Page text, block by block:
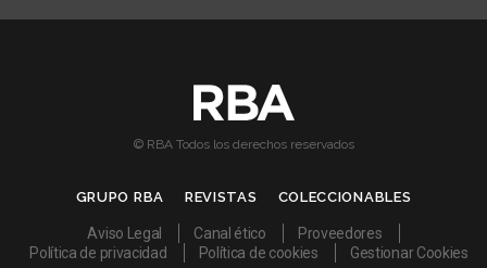
© RBA Todos los derechos reservados
GRUPO RBA REVISTAS COLECCIONABLES
Aviso Legal Canal ético
Proveedores
Política de privacidad
Política de cookies Gestionar Cookies